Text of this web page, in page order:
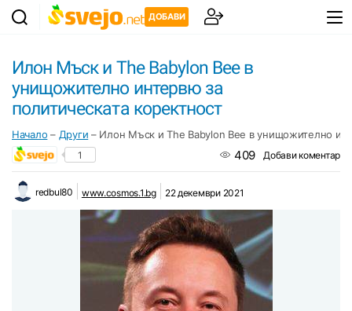
ДОБАВИ
Илон Мъск и The Babylon Bee в
унищожително интервю за
политическата коректност
Начало – Други – Илон Мъск и The Babylon Bee в унищожително
1 409 Добави коментар
redbul80 www.cosmos.1.bg 22 декември 2021